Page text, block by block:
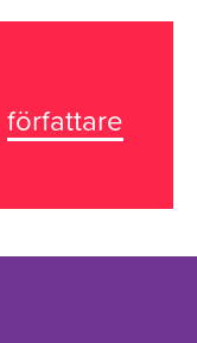
författare